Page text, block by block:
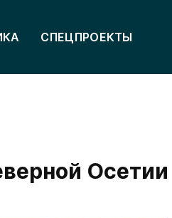
СПЕЦПРОЕКТЫ
Осетии